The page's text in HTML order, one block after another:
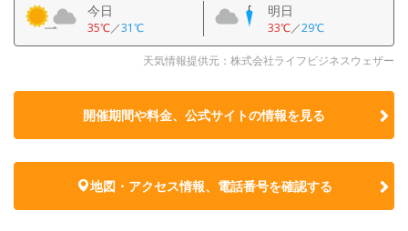
今日
35℃／31℃
明日
33℃／29℃
天気情報提供元：株式会社ライフビジネスウェザー
開催期間や料金、公式サイトの情報を見る
地図・アクセス情報、電話番号を確認する